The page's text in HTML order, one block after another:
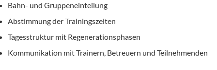
Bahn- und Gruppeneinteilung
Abstimmung der Trainingszeiten
Tagesstruktur mit Regenerationsphasen
Kommunikation mit Trainern, Betreuern und Teilnehmenden